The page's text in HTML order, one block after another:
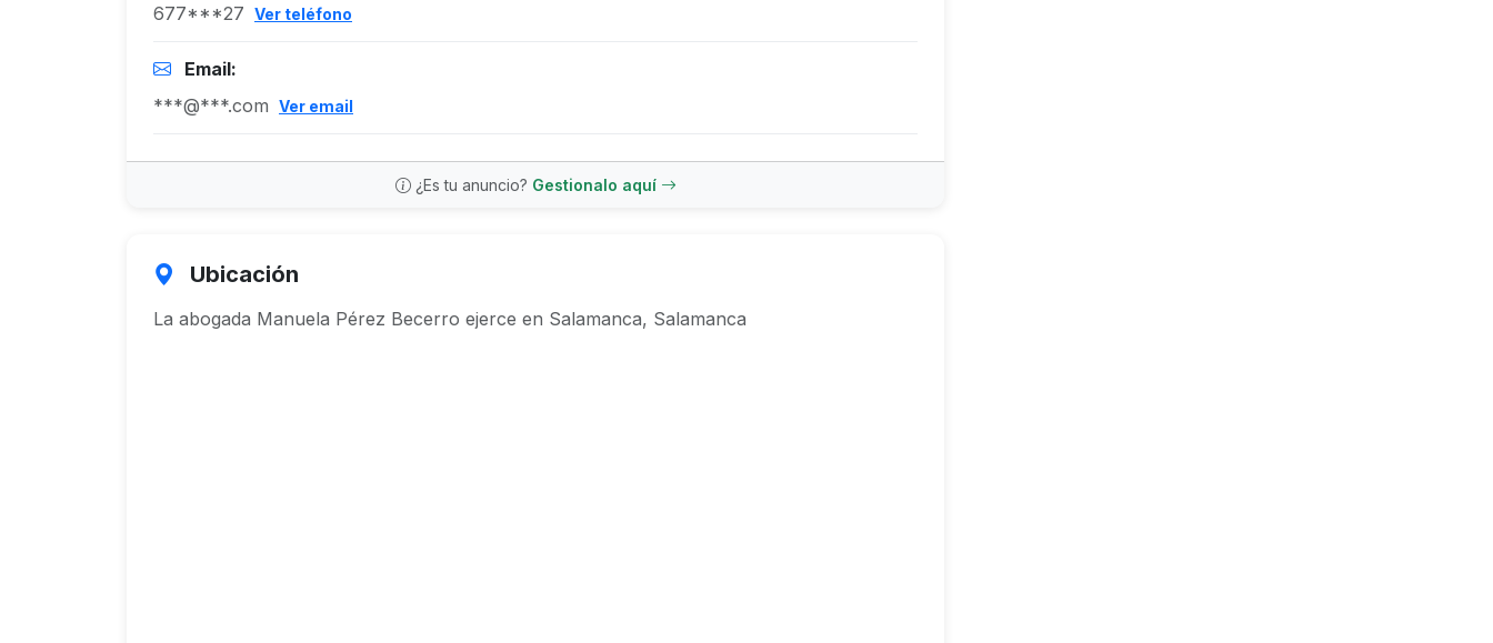
677***27 Ver teléfono
Email:
***@***.com Ver email
¿Es tu anuncio? Gestionalo aquí
Ubicación
La abogada Manuela Pérez Becerro ejerce en Salamanca, Salamanca